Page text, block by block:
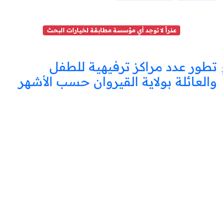
عذراً لا توجد أي مؤسسة مطابقة لخيارات البحث
تطور عدد مراكز ترفيهية للطفل
والعائلة بولاية القيروان حسب الأشهر